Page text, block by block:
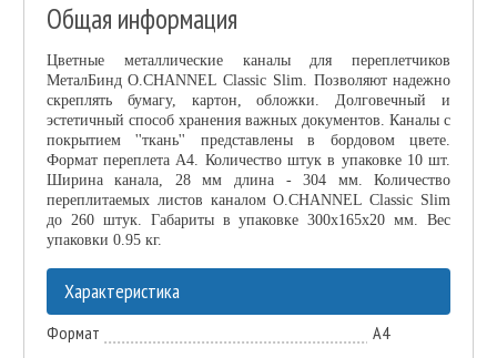
Общая информация
Цветные металлические каналы для переплетчиков
МеталБинд O.CHANNEL Classic Slim. Позволяют надежно
скреплять бумагу, картон, обложки. Долговечный и
эстетичный способ хранения важных документов. Каналы с
покрытием ''ткань'' представлены в бордовом цвете.
Формат переплета А4. Количество штук в упаковке 10 шт.
Ширина канала, 28 мм длина - 304 мм. Количество
переплитаемых листов каналом O.CHANNEL Classic Slim
до 260 штук. Габариты в упаковке 300х165х20 мм. Вес
упаковки 0.95 кг.
Характеристика
Формат А4